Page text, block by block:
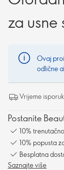
za usne
Ovaj
odlične
Vrijeme
Postanite
10%
10% popusta
Besplatna
Saznajte više